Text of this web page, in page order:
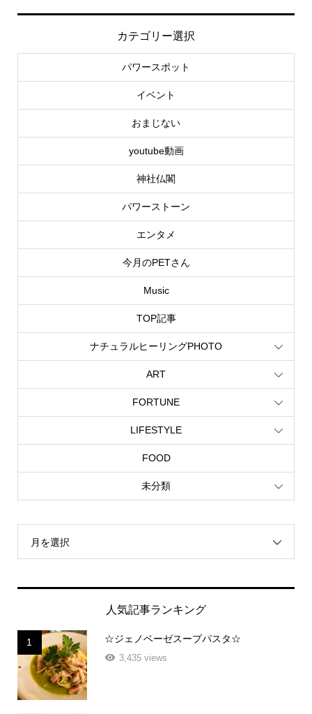
カテゴリー選択
パワースポット
イベント
おまじない
youtube動画
神社仏閣
パワーストーン
エンタメ
今月のPETさん
Music
TOP記事
ナチュラルヒーリングPHOTO
ART
FORTUNE
LIFESTYLE
FOOD
未分類
月を選択
人気記事ランキング
1 ☆ジェノベーゼスープパスタ☆
3,435 views